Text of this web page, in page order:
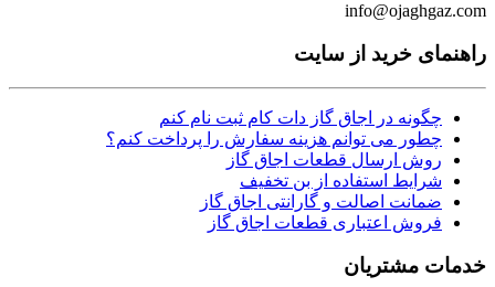
info@ojaghgaz.com
راهنمای خرید از سایت
چگونه در اجاق گاز دات کام ثبت نام کنم
چطور می توانم هزینه سفارش را پرداخت کنم؟
روش ارسال قطعات اجاق گاز
شرایط استفاده از بن تخفیف
ضمانت اصالت و گارانتی اجاق گاز
فروش اعتباری قطعات اجاق گاز
خدمات مشتریان